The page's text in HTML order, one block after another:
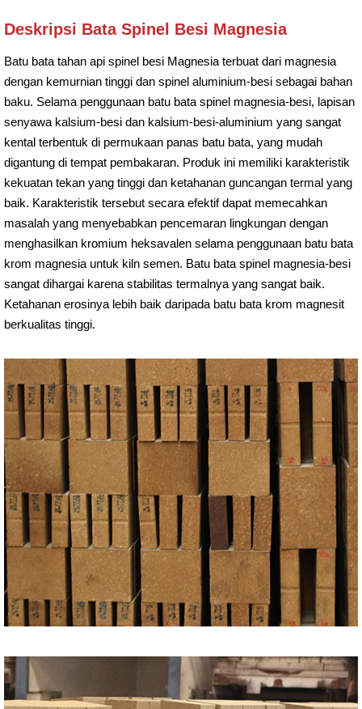
Deskripsi Bata Spinel Besi Magnesia
Batu bata tahan api spinel besi Magnesia terbuat dari magnesia
dengan kemurnian tinggi dan spinel aluminium-besi sebagai bahan
baku. Selama penggunaan batu bata spinel magnesia-besi, lapisan
senyawa kalsium-besi dan kalsium-besi-aluminium yang sangat
kental terbentuk di permukaan panas batu bata, yang mudah
digantung di tempat pembakaran. Produk ini memiliki karakteristik
kekuatan tekan yang tinggi dan ketahanan guncangan termal yang
baik. Karakteristik tersebut secara efektif dapat memecahkan
masalah yang menyebabkan pencemaran lingkungan dengan
menghasilkan kromium heksavalen selama penggunaan batu bata
krom magnesia untuk kiln semen. Batu bata spinel magnesia-besi
sangat dihargai karena stabilitas termalnya yang sangat baik.
Ketahanan erosinya lebih baik daripada batu bata krom magnesit
berkualitas tinggi.